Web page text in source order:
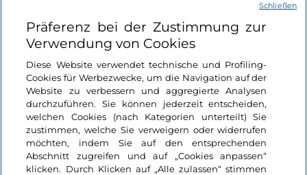
Nützliche Links
Login
Bleiben wir in Kontakt
Präferenz bei der Zustimmung zur
Verwendung von Cookies
Diese Website verwendet technische und Profiling-
Cookies für Werbezwecke, um die Navigation auf der
Website zu verbessern und aggregierte Analysen
durchzuführen. Sie können jederzeit entscheiden,
welchen Cookies (nach Kategorien unterteilt) Sie
zustimmen, welche Sie verweigern oder widerrufen
möchten, indem Sie auf den entsprechenden
Abschnitt zugreifen und auf „Cookies anpassen“
klicken. Durch Klicken auf „Alle zulassen“ stimmen
Schließen